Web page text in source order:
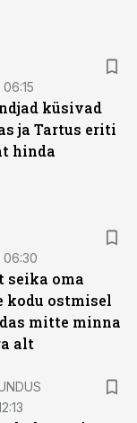
küsivad
ja Tartus eriti
hinda
06:30
seika oma
kodu ostmisel
mitte minna
alt